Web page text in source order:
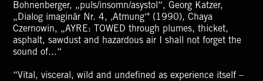
Bohnenberger, „puls/insomn/asystol“, Georg Katzer,
„Dialog imaginär Nr. 4, ‚Atmung‘" (1990), Chaya
Czernowin, „AYRE: TOWED through plumes, thicket,
asphalt, sawdust and hazardous air I shall not forget the
sound of...“
“Vital, visceral, wild and undefined as experience itself –